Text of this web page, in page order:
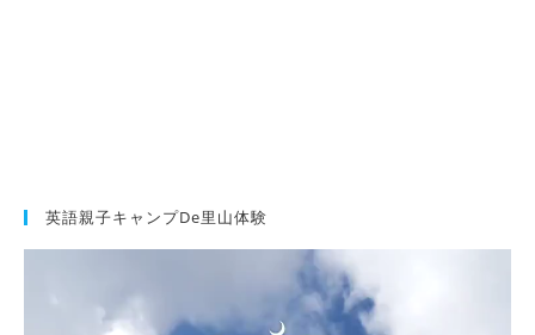
英語親子キャンプde里山体験